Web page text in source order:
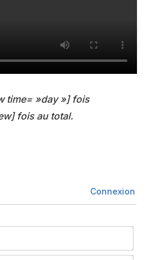
time= »day »] fois
fois au total.
Connexion